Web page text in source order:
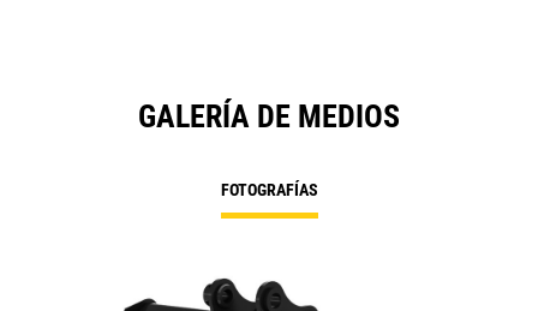
GALERÍA DE MEDIOS
FOTOGRAFÍAS